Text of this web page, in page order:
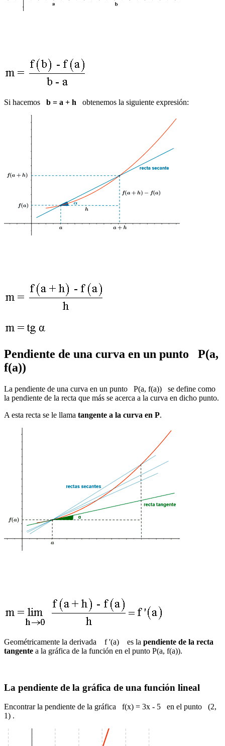
Si hacemos b = a + h obtenemos la siguiente expresión:
Pendiente de una curva en un punto P(a,
f(a))
La pendiente de una curva en un punto P(a, f(a)) se define como
la pendiente de la recta que más se acerca a la curva en dicho punto.
A esta recta se le llama tangente a la curva en P.
Geométricamente la derivada f '(a) es la pendiente de la recta
tangente a la gráfica de la función en el punto P(a, f(a)).
La pendiente de la gráfica de una función lineal
Encontrar la pendiente de la gráfica f(x) = 3x - 5 en el punto (2,
1) .